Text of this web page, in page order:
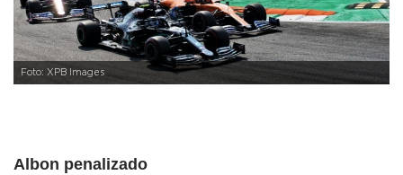
Foto: XPB Images
Albon penalizado